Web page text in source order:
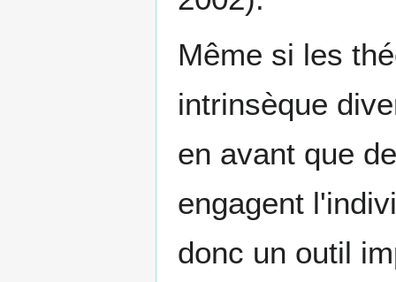
Même si les
intrinsèque
en avant que
engagent
donc un outil